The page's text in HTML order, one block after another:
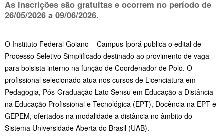
As inscrições são gratuitas e ocorrem no período de
26/05/2026 a 09/06/2026.
O Instituto Federal Goiano – Campus Iporá publica o edital de
Processo Seletivo Simplificado destinado ao provimento de vaga
para bolsista interno na função de Coordenador de Polo. O
profissional selecionado atua nos cursos de Licenciatura em
Pedagogia, Pós-Graduação Lato Sensu em Educação a Distância
na Educação Profissional e Tecnológica (EPT), Docência na EPT e
GEPEM, ofertados na modalidade a distância no âmbito do
Sistema Universidade Aberta do Brasil (UAB).